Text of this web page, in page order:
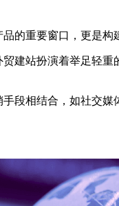
重要窗口，更是构
站扮演着举足轻重
相结合，如社交媒